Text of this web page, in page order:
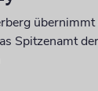
Spitzenamt